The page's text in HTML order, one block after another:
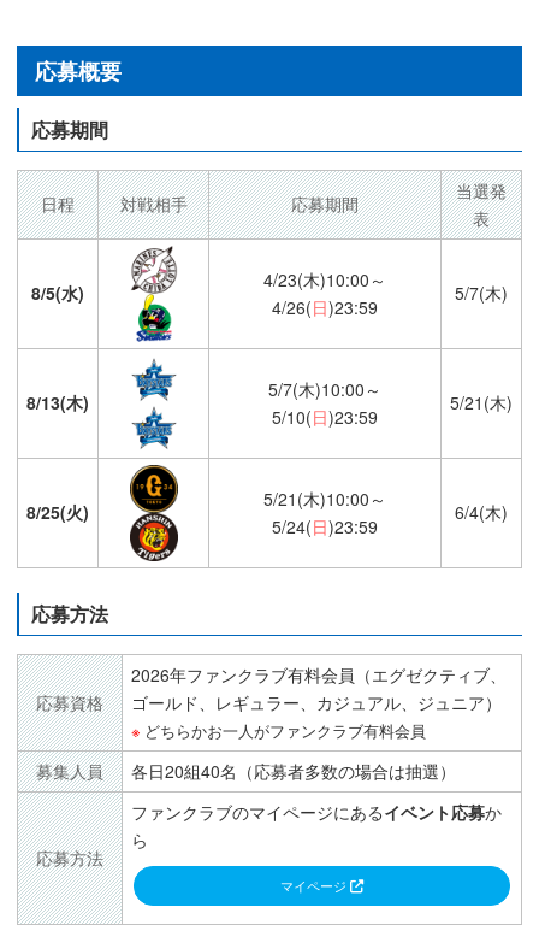
応募概要
応募期間
日程 対戦相手 応募期間
当選発
表
8/5(水)
4/23(木)10:00～
4/26(日)23:59
5/7(木)
8/13(木)
5/7(木)10:00～
5/10(日)23:59
5/21(木)
8/25(火)
5/21(木)10:00～
5/24(日)23:59
6/4(木)
応募方法
応募資格
2026年ファンクラブ有料会員（エグゼクティブ、
ゴールド、レギュラー、カジュアル、ジュニア）
どちらかお一人がファンクラブ有料会員
募集人員 各日20組40名（応募者多数の場合は抽選）
応募方法
ファンクラブのマイページにあるイベント応募か
ら
マイページ